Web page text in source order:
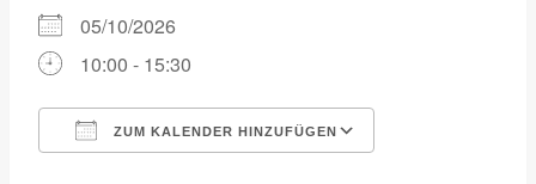
05/10/2026
10:00 - 15:30
ZUM KALENDER HINZUFÜGEN